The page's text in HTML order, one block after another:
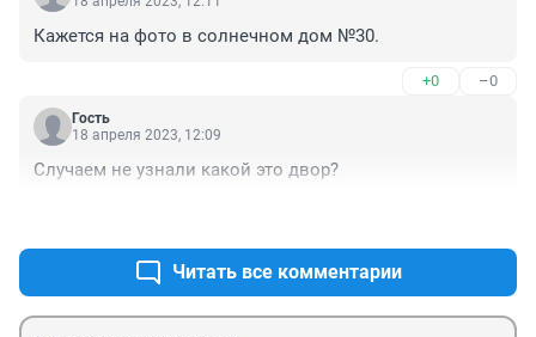
Кажется на фото в солнечном дом №30.
+0 –0
Гость
18 апреля 2023, 12:09
Случаем не узнали какой это двор?
Читать все комментарии